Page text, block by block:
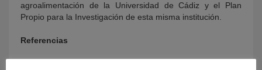
agroalimentación de la Universidad de Cádiz y el Plan
Propio para la Investigación de esta misma institución.
Referencias